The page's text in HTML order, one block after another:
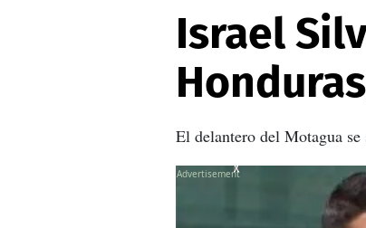
Israel
El delantero del Motagua
X
X
X
X
X